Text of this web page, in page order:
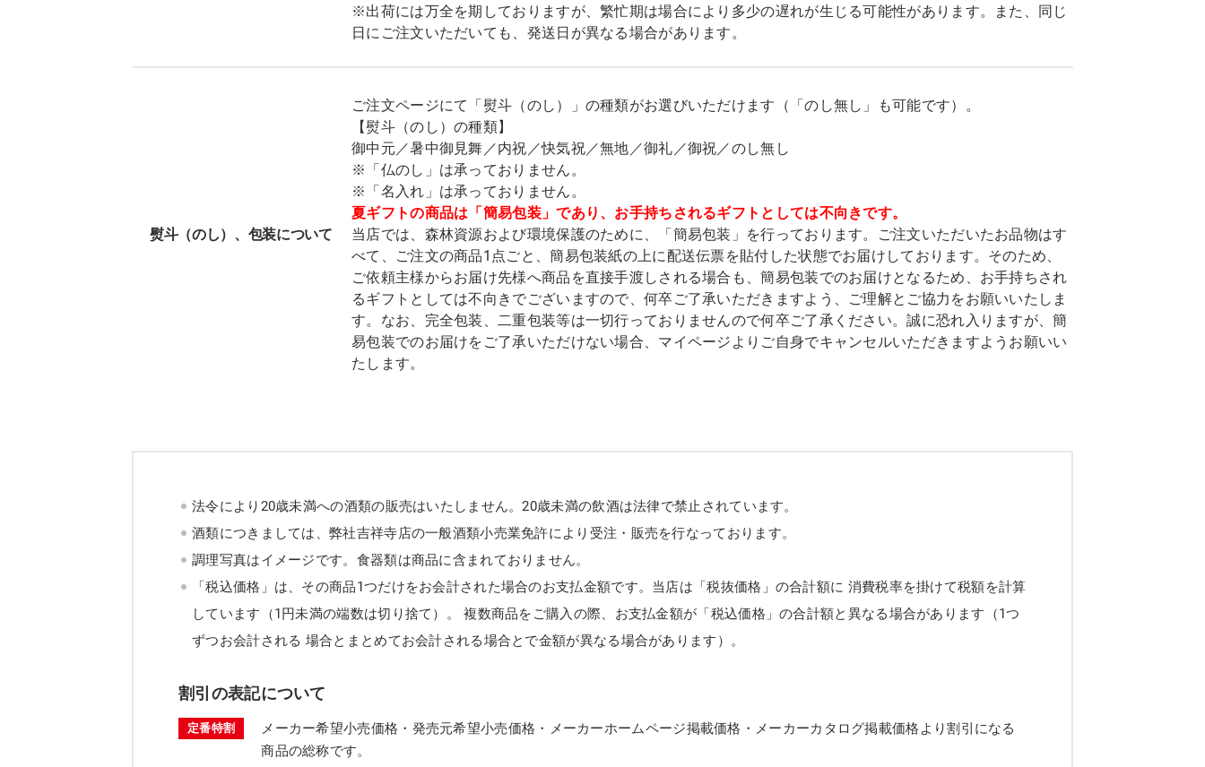
※出荷には万全を期しておりますが、繁忙期は場合により多少の遅れが生じる可能性があります。また、同じ
日にご注文いただいても、発送日が異なる場合があります。
熨斗（のし）、包装について
ご注文ページにて「熨斗（のし）」の種類がお選びいただけます（「のし無し」も可能です）。
【熨斗（のし）の種類】
御中元／暑中御見舞／内祝／快気祝／無地／御礼／御祝／のし無し
※「仏のし」は承っておりません。
※「名入れ」は承っておりません。
夏ギフトの商品は「簡易包装」であり、お手持ちされるギフトとしては不向きです。
当店では、森林資源および環境保護のために、「簡易包装」を行っております。ご注文いただいたお品物はす
べて、ご注文の商品1点ごと、簡易包装紙の上に配送伝票を貼付した状態でお届けしております。そのため、
ご依頼主様からお届け先様へ商品を直接手渡しされる場合も、簡易包装でのお届けとなるため、お手持ちされ
るギフトとしては不向きでございますので、何卒ご了承いただきますよう、ご理解とご協力をお願いいたしま
す。なお、完全包装、二重包装等は一切行っておりませんので何卒ご了承ください。誠に恐れ入りますが、簡
易包装でのお届けをご了承いただけない場合、マイページよりご自身でキャンセルいただきますようお願いい
たします。
法令により20歳未満への酒類の販売はいたしません。20歳未満の飲酒は法律で禁止されています。
酒類につきましては、弊社吉祥寺店の一般酒類小売業免許により受注・販売を行なっております。
調理写真はイメージです。食器類は商品に含まれておりません。
「税込価格」は、その商品1つだけをお会計された場合のお支払金額です。当店は「税抜価格」の合計額に 消費税率を掛けて税額を計算
しています（1円未満の端数は切り捨て）。 複数商品をご購入の際、お支払金額が「税込価格」の合計額と異なる場合があります（1つ
ずつお会計される 場合とまとめてお会計される場合とで金額が異なる場合があります）。
割引の表記について
定番特割
メーカー希望小売価格・発売元希望小売価格・メーカーホームページ掲載価格・メーカーカタログ掲載価格より割引になる
商品の総称です。